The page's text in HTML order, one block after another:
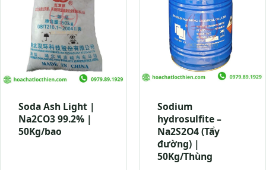
Soda Ash Light |
Na2CO3 99.2% |
50Kg/bao
Sodium
hydrosulfite –
Na2S2O4 (Tẩy
đường) |
50Kg/Thùng